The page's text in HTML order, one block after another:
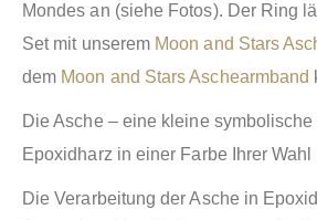
Mondes an (siehe Fotos). Der Ring
Set mit unserem Moon and Stars
dem Moon and Stars Aschearmband
Die Asche – eine kleine
Epoxidharz in einer Farbe Ihrer Wahl
Die Verarbeitung der Asche in